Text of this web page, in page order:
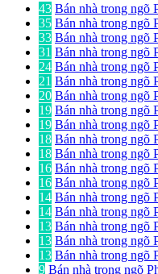
43 Bán nhà trong ngõ
35 Bán nhà trong ngõ
33 Bán nhà trong ngõ
31 Bán nhà trong ngõ
24 Bán nhà trong ngõ
21 Bán nhà trong ngõ
20 Bán nhà trong ngõ
19 Bán nhà trong ngõ
19 Bán nhà trong ngõ
18 Bán nhà trong ngõ
18 Bán nhà trong ngõ
16 Bán nhà trong ngõ
16 Bán nhà trong ngõ
14 Bán nhà trong ngõ
14 Bán nhà trong ngõ
13 Bán nhà trong ngõ
13 Bán nhà trong ngõ
13 Bán nhà trong ngõ
9 Bán nhà trong ngõ